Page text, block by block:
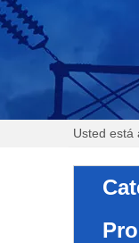
Usted está